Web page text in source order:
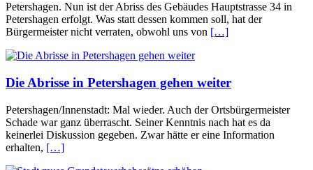
Petershagen. Nun ist der Abriss des Gebäudes Hauptstrasse 34 in
Petershagen erfolgt. Was statt dessen kommen soll, hat der
Bürgermeister nicht verraten, obwohl uns von […]
Die Abrisse in Petershagen gehen weiter
Petershagen/Innenstadt: Mal wieder. Auch der Ortsbürgermeister
Schade war ganz überrascht. Seiner Kenntnis nach hat es da
keinerlei Diskussion gegeben. Zwar hätte er eine Information
erhalten, […]